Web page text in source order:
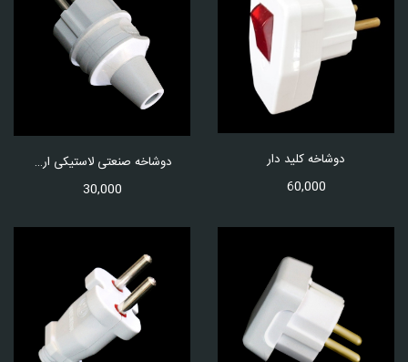
دوشاخه کلید دار
60,000
دوشاخه صنعتی لاستیکی ارتداربرنجی
30,000